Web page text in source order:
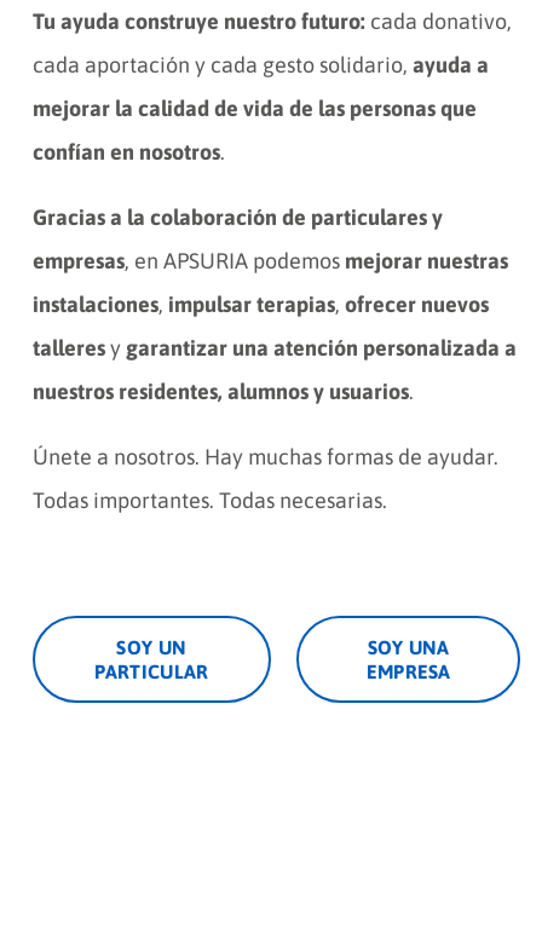
Tu ayuda construye nuestro futuro: cada donativo,
cada aportación y cada gesto solidario, ayuda a
mejorar la calidad de vida de las personas que
confían en nosotros.
Gracias a la colaboración de particulares y
empresas, en APSURIA podemos mejorar nuestras
instalaciones, impulsar terapias, ofrecer nuevos
talleresy garantizar una atención personalizada a
nuestros residentes, alumnos y usuarios.
Únete a nosotros. Hay muchas formas de ayudar.
Todas importantes. Todas necesarias.
SOY UN
PARTICULAR
SOY UNA
EMPRESA